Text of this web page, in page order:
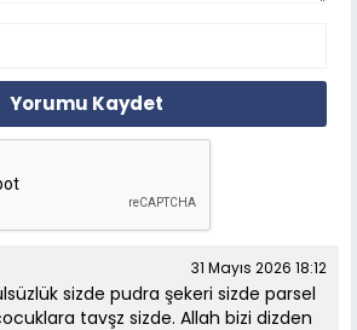
Yorumu Kaydet
31 Mayıs 2026 18:12
sizde pudra şekeri sizde parsel
tavşz sizde. Allah bizi dizden